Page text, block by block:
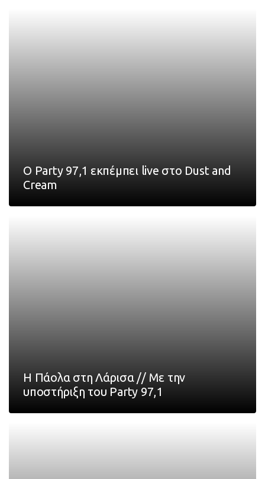
Ο Party 97,1 εκπέμπει live στο Dust and
Cream
Η Πάολα στη Λάρισα // Με την
υποστήριξη του Party 97,1